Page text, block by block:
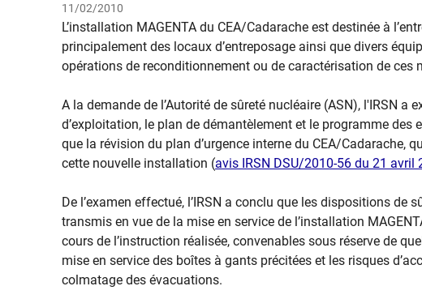
11/02/2010
L’installation MAGENTA du CEA/Cadarache est destinée à
principalement des locaux d’entreposage ainsi que divers
opérations de reconditionnement ou de caractérisation de ces
A la demande de l’Autorité de sûreté nucléaire (ASN), l'IRSN a
d’exploitation, le plan de démantèlement et le programme des
que la révision du plan d’urgence interne du CEA/Cadarache,
cette nouvelle installation (avis IRSN DSU/2010-56 du 21 avril
De l’examen effectué, l’IRSN a conclu que les dispositions
transmis en vue de la mise en service de l’installation
cours de l’instruction réalisée, convenables sous réserve de
mise en service des boîtes à gants précitées et les risques
colmatage des évacuations.